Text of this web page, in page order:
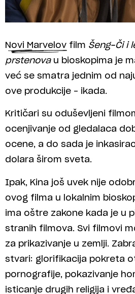
Novi Marvelov film Šeng-Či i
prstenova u bioskopima je
već se smatra jednim od
ove produkcije – ikada.
Kritičari su oduševljeni
ocenjivanje od gledalaca
ocene, a do sada je
dolara širom sveta.
Ipak, Kina još uvek nije
ovog filma u lokalnim
ima oštre zakone kada je u
stranih filmova. Svi filmovi
za prikazivanje u zemlji.
stvari: glorifikacija pokreta
pornografije, pokazivanje
isticanje drugih religija i